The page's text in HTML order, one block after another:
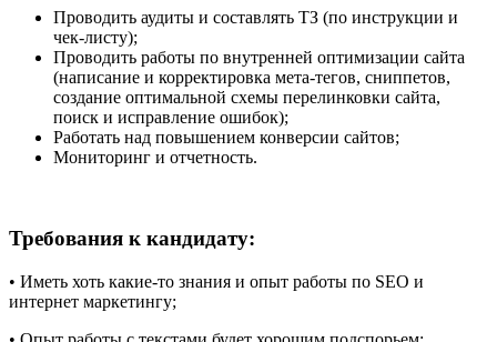
Проводить аудиты и составлять ТЗ (по инструкции и
чек-листу);
Проводить работы по внутренней оптимизации сайта
(написание и корректировка мета-тегов, сниппетов,
создание оптимальной схемы перелинковки сайта,
поиск и исправление ошибок);
Работать над повышением конверсии сайтов;
Мониторинг и отчетность.
Требования к кандидату:
• Иметь хоть какие-то знания и опыт работы по SEO и
интернет маркетингу;